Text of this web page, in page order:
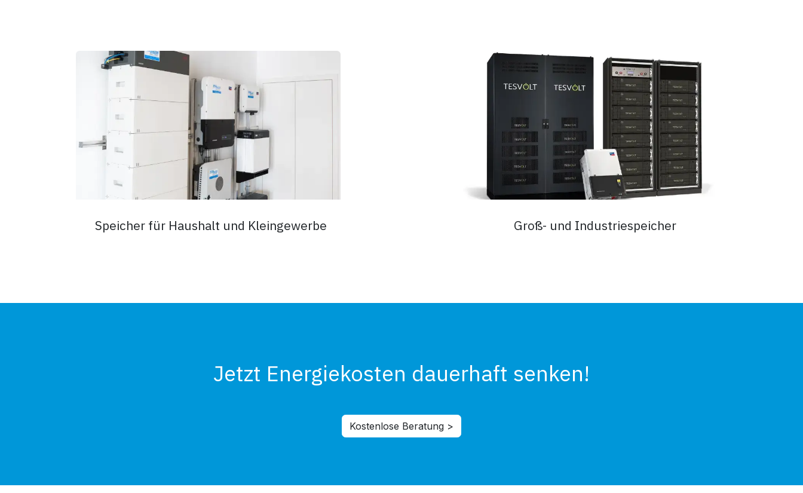
Speicher für Haushalt und Kleingewerbe Groß- und Industriespeicher
Jetzt Energiekosten dauerhaft senken!
Kostenlose Beratung >